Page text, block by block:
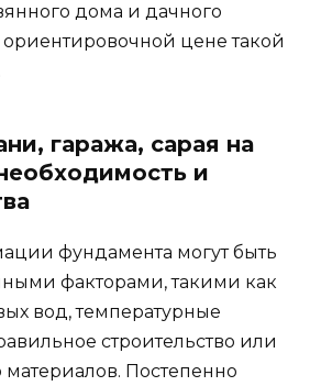
дома и дачного
цене такой
гаража, сарая на
и
фундамента могут быть
факторами, такими как
вод, температурные
строительство или
материалов. Постепенно